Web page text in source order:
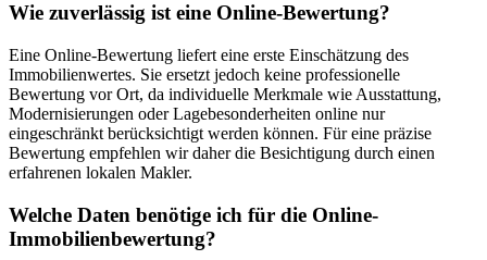
Wie zuverlässig ist eine Online-Bewertung?
Eine Online-Bewertung liefert eine erste Einschätzung des
Immobilienwertes. Sie ersetzt jedoch keine professionelle
Bewertung vor Ort, da individuelle Merkmale wie Ausstattung,
Modernisierungen oder Lagebesonderheiten online nur
eingeschränkt berücksichtigt werden können. Für eine präzise
Bewertung empfehlen wir daher die Besichtigung durch einen
erfahrenen lokalen Makler.
Welche Daten benötige ich für die Online-
Immobilienbewertung?